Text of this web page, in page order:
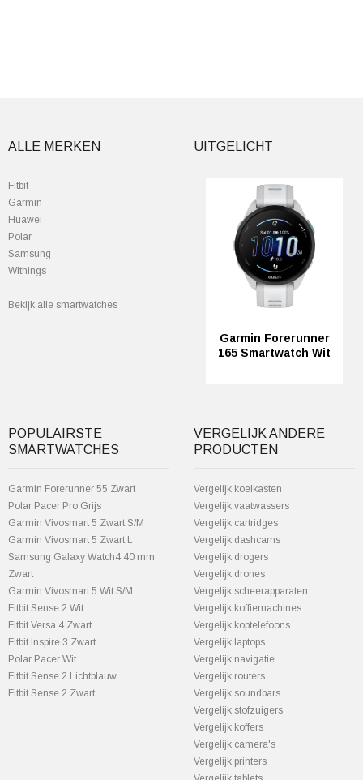
ALLE MERKEN
Fitbit
Garmin
Huawei
Polar
Samsung
Withings
Bekijk alle smartwatches
UITGELICHT
Garmin Forerunner
165 Smartwatch Wit
POPULAIRSTE
SMARTWATCHES
Garmin Forerunner 55 Zwart
Polar Pacer Pro Grijs
Garmin Vivosmart 5 Zwart S/M
Garmin Vivosmart 5 Zwart L
Samsung Galaxy Watch4 40 mm
Zwart
Garmin Vivosmart 5 Wit S/M
Fitbit Sense 2 Wit
Fitbit Versa 4 Zwart
Fitbit Inspire 3 Zwart
Polar Pacer Wit
Fitbit Sense 2 Lichtblauw
Fitbit Sense 2 Zwart
VERGELIJK ANDERE
PRODUCTEN
Vergelijk koelkasten
Vergelijk vaatwassers
Vergelijk cartridges
Vergelijk dashcams
Vergelijk drogers
Vergelijk drones
Vergelijk scheerapparaten
Vergelijk koffiemachines
Vergelijk koptelefoons
Vergelijk laptops
Vergelijk navigatie
Vergelijk routers
Vergelijk soundbars
Vergelijk stofzuigers
Vergelijk koffers
Vergelijk camera's
Vergelijk printers